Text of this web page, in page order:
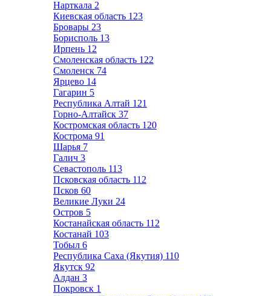
Нарткала 2
Киевская область 123
Бровары 23
Борисполь 13
Ирпень 12
Смоленская область 122
Смоленск 74
Ярцево 14
Гагарин 5
Республика Алтай 121
Горно-Алтайск 37
Костромская область 120
Кострома 91
Шарья 7
Галич 3
Севастополь 113
Псковская область 112
Псков 60
Великие Луки 24
Остров 5
Костанайская область 112
Костанай 103
Тобыл 6
Республика Саха (Якутия) 110
Якутск 92
Алдан 3
Покровск 1